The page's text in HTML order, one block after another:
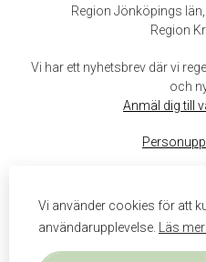
Vi använder cookies för att
användarupplevelse.
Läs
Region Jönköpings
Region
Vi har ett nyhetsbrev där vi
och
Anmäl dig till